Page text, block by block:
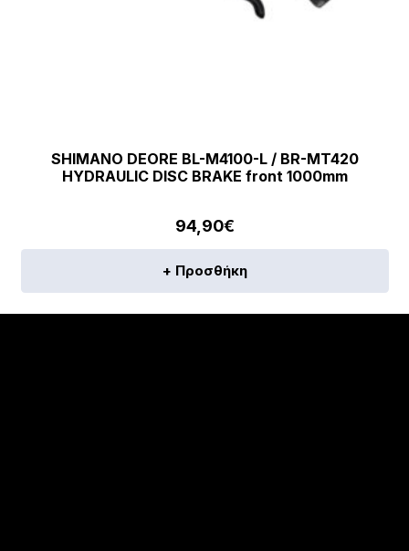
SHIMANO DEORE BL-M4100-L / BR-MT420
HYDRAULIC DISC BRAKE front 1000mm
94,90€
+ Προσθήκη